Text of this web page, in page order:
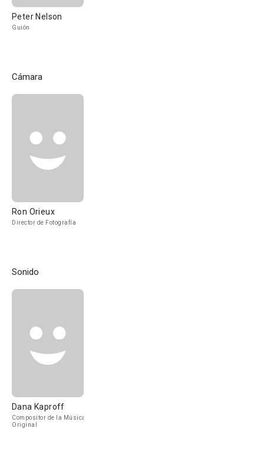
Peter Nelson
Guión
Cámara
Ron Orieux
Director de Fotografía
Sonido
Dana Kaproff
Compositor de la Música
Original